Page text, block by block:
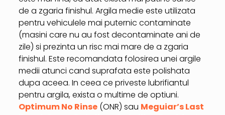
de a zgaria finishul. Argila medie este utilizata
pentru vehiculele mai puternic contaminate
(masini care nu au fost decontaminate ani de
zile) si prezinta un risc mai mare de a zgaria
finishul. Este recomandata folosirea unei argile
medii atunci cand suprafata este polishata
dupa aceea. In ceea ce priveste lubrifiantul
pentru argila, exista o multime de optiuni.
Optimum No Rinse(ONR) sau Meguiar’s Last